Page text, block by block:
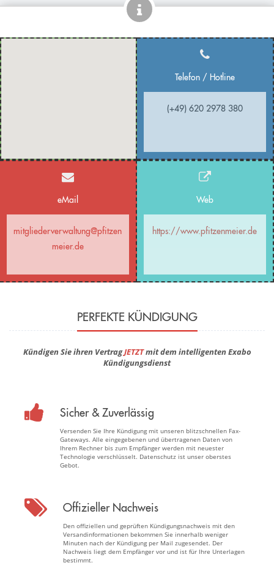
Telefon / Hotline
(+49) 620 2978 380
eMail
mitgliederverwaltung@pfitzen
meier.de
Web
https://www.pfitzenmeier.de
PERFEKTE KÜNDIGUNG
Kündigen Sie ihren VertragJETZTmit dem intelligenten Exabo
Kündigungsdienst
Sicher & Zuverlässig
Versenden Sie Ihre Kündigung mit unseren blitzschnellen Fax-
Gateways. Alle eingegebenen und übertragenen Daten von
Ihrem Rechner bis zum Empfänger werden mit neuester
Technologie verschlüsselt. Datenschutz ist unser oberstes
Gebot.
Offizieller Nachweis
Den offiziellen und geprüften Kündigungsnachweis mit den
Versandinformationen bekommen Sie innerhalb weniger
Minuten nach der Kündigung per Mail zugesendet. Der
Nachweis liegt dem Empfänger vor und ist für Ihre Unterlagen
bestimmt.